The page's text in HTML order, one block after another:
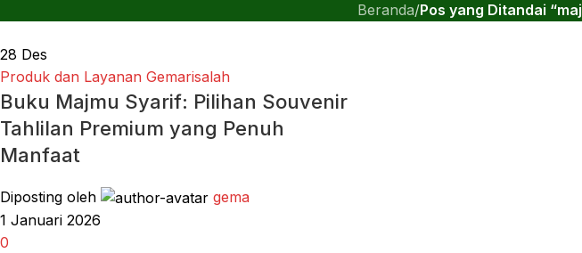
Beranda/Pos yang Ditandai
28 Des
Produk dan Layanan Gemarisalah
Buku Majmu Syarif: Pilihan Souvenir
Tahlilan Premium yang Penuh
Manfaat
Diposting oleh
gema
1 Januari 2026
0